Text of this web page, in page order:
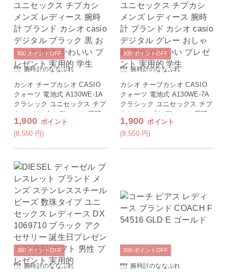
腕時計のななぷれ
カシオ チープカシオ CASIO
クォーツ 電池式 A130WE-1A
クラシック ユニセックス チプ
カシ メンズ レディース 腕時
計 ブランド カシオ casio デジ
タル ブラック 黒 おしゃれ 防
1,900 ポイント
(8,550 円)
300ポイントOFF
腕時計のななぷれ
カシオ チープカシオ CASIO
クォーツ 電池式 A130WE-7A
クラシック ユニセックス チプ
カシ メンズ レディース 腕時
計 ブランド カシオ casio デジ
タル グレー おしゃれ 防水 か
1,900 ポイント
(8,550 円)
300ポイントOFF
腕時計のななぷれ
300ポイント OFF
腕時計のななぷれ
300 ポイント OFF